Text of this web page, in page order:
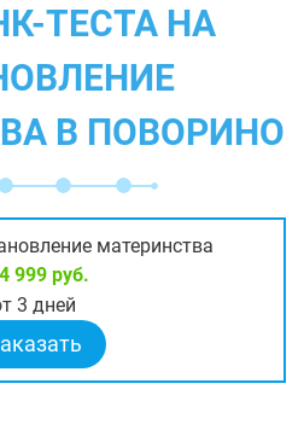
ТЕСТА НА
В ПОВОРИНО
материнства
4 999 руб.
3 дней